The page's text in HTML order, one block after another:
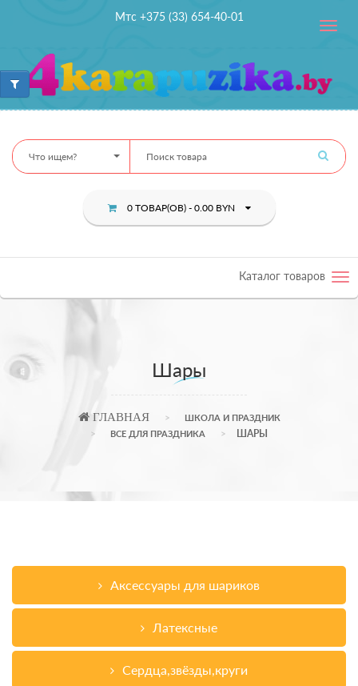
Мтс +375 (33) 654-40-01
Toggle
Что ищем?
0 ТОВАР(ОВ) - 0.00 BYN
Каталог товаров
Шары
ГЛАВНАЯ
ШКОЛА И ПРАЗДНИК
ВСЕ ДЛЯ ПРАЗДНИКА
ШАРЫ
Аксессуары для шариков
Латексные
Сердца,звёзды,круги